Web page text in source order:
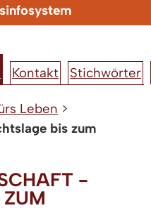
Kontakt Stichwörter
Leben >
bis zum
-
ZUM